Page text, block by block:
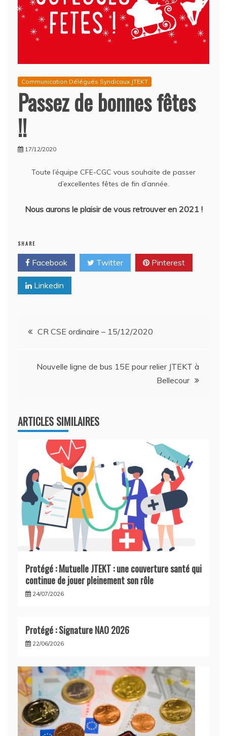
Communication Délégués Syndicaux JTEKT
Passez de bonnes fêtes
!!
17/12/2020
Toute l’équipe CFE-CGC vous souhaite de passer
d’excellentes fêtes de fin d’année.
Nous aurons le plaisir de vous retrouver en 2021 !
SHARE
Facebook Twitter Pinterest
Linkedin
Navigation
CR CSE ordinaire – 15/12/2020
Nouvelle ligne de bus 15E pour relier JTEKT à
Bellecour
ARTICLES SIMILAIRES
Protégé : Mutuelle JTEKT : une couverture santé qui
continue de jouer pleinement son rôle
24/07/2026
Protégé : Signature NAO 2026
22/06/2026